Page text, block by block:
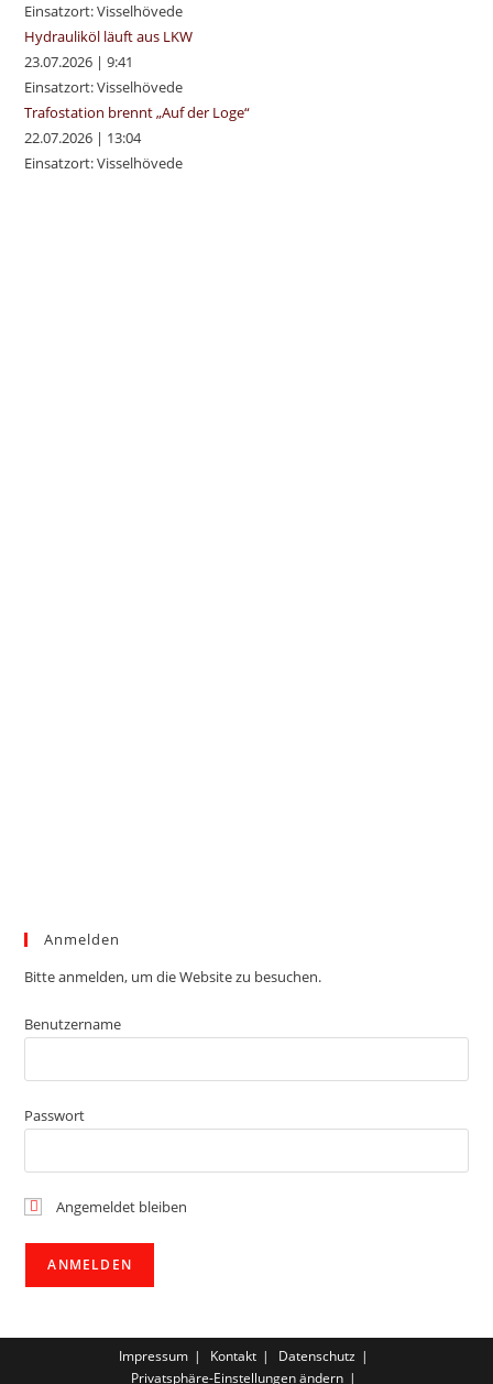
Einsatzort: Visselhövede
Hydrauliköl läuft aus LKW
23.07.2026 |9:41
Einsatzort: Visselhövede
Trafostation brennt „Auf der Loge“
22.07.2026 | 13:04
Einsatzort: Visselhövede
Anmelden
Bitte anmelden, um die Website zu besuchen.
Benutzername
Passwort
Angemeldet bleiben
Impressum Kontakt
Datenschutz
Privatsphäre-Einstellungen ändern